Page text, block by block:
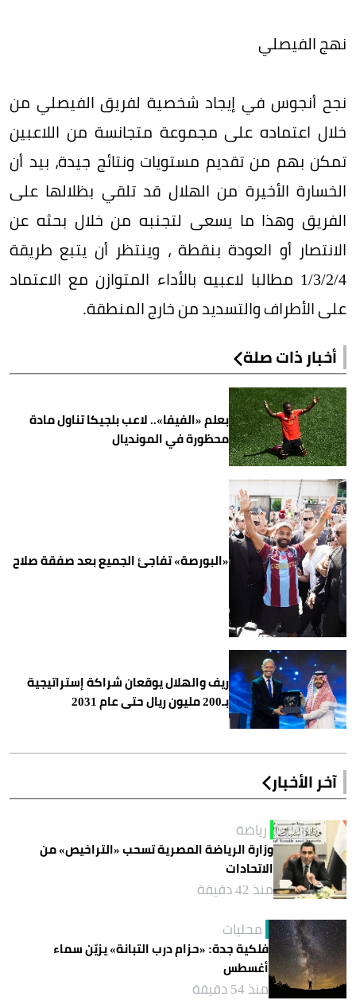
نهج الفيصلي
نجح أنجوس في إيجاد شخصية لفريق الفيصلي من
خلال اعتماده على مجموعة متجانسة من اللاعبين
تمكن بهم من تقديم مستويات ونتائج جيدة، بيد أن
الخسارة الأخيرة من الهلال قد تلقي بظلالها على
الفريق وهذا ما يسعى لتجنبه من خلال بحثه عن
الانتصار أو العودة بنقطة ، وينتظر أن يتبع طريقة
4/‏2/‏3/‏1 مطالبا لاعبيه بالأداء المتوازن مع الاعتماد
على الأطراف والتسديد من خارج المنطقة.
أخبار ذات صلة
بعلم «الفيفا».. لاعب بلجيكا تناول مادة
محظورة في المونديال
«البورصة» تفاجئ الجميع بعد صفقة صلاح
ريف والهلال يوقعان شراكة إستراتيجية
بـ200 مليون ريال حتى عام 2031
آخر الأخبار
رياضة
وزارة الرياضة المصرية تسحب «التراخيص» من
الاتحادات
منذ 42 دقيقة
محليات
فلكية جدة: «حزام درب التبانة» يزيّن سماء
أغسطس
منذ 54 دقيقة